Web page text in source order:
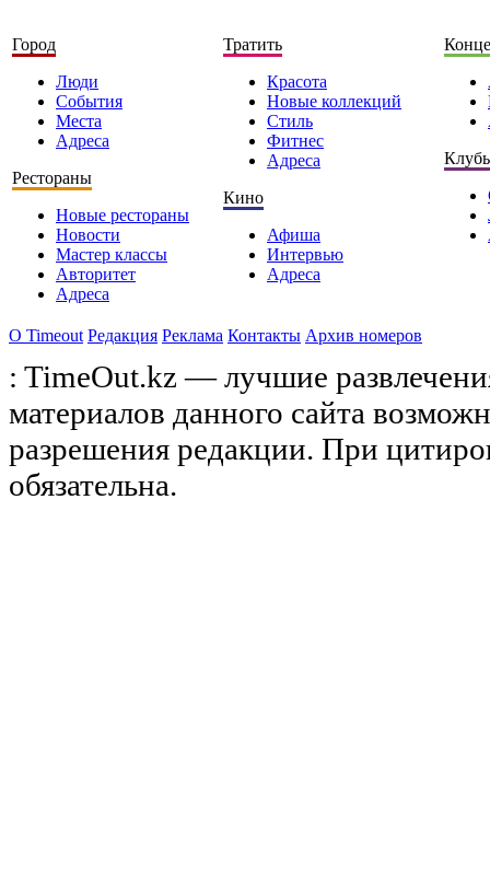
Город
Люди
События
Места
Адреса
Рестораны
Новые рестораны
Новости
Мастер классы
Авторитет
Адреса
Тратить
Красота
Новые коллекций
Стиль
Фитнес
Адреса
Кино
Афиша
Интервью
Адреса
О Timeоut Редакция Реклама Контакты Архив номеров
: TimeOut.kz — лучшие
материалов данного сайта
разрешения редакции. При
обязательна.